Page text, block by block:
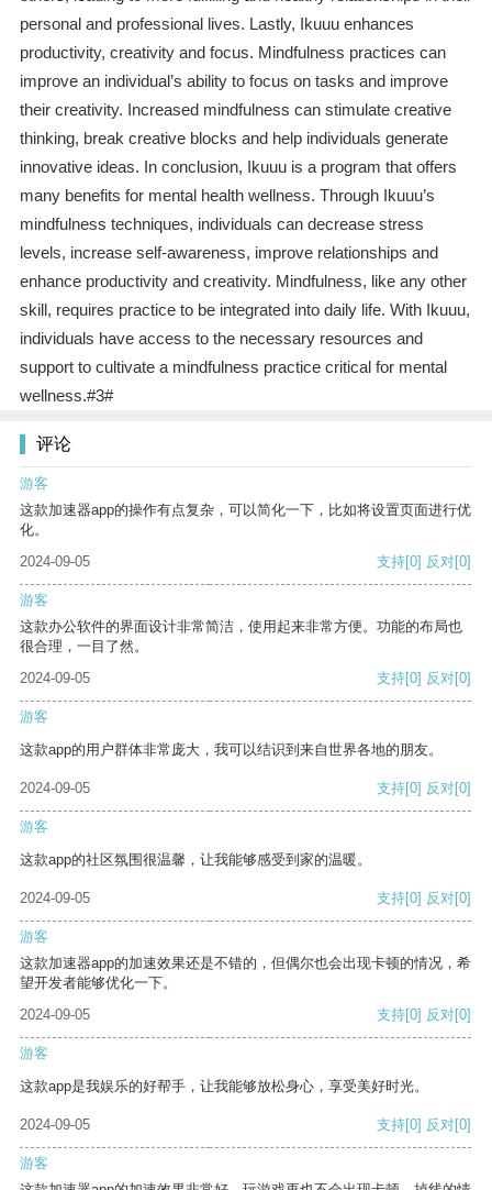
personal and professional lives. Lastly, Ikuuu enhances
productivity, creativity and focus. Mindfulness practices can
improve an individual’s ability to focus on tasks and improve
their creativity. Increased mindfulness can stimulate creative
thinking, break creative blocks and help individuals generate
innovative ideas. In conclusion, Ikuuu is a program that offers
many benefits for mental health wellness. Through Ikuuu’s
mindfulness techniques, individuals can decrease stress
levels, increase self-awareness, improve relationships and
enhance productivity and creativity. Mindfulness, like any other
skill, requires practice to be integrated into daily life. With Ikuuu,
individuals have access to the necessary resources and
support to cultivate a mindfulness practice critical for mental
wellness.#3#
评论
游客
这款加速器app的操作有点复杂，可以简化一下，比如将设置页面进行优
化。
2024-09-05
支持[0] 反对[0]
游客
这款办公软件的界面设计非常简洁，使用起来非常方便。功能的布局也
很合理，一目了然。
2024-09-05
支持[0] 反对[0]
游客
这款app的用户群体非常庞大，我可以结识到来自世界各地的朋友。
2024-09-05 支持[0] 反对[0]
游客
这款app的社区氛围很温馨，让我能够感受到家的温暖。
2024-09-05 支持[0] 反对[0]
游客
这款加速器app的加速效果还是不错的，但偶尔也会出现卡顿的情况，希
望开发者能够优化一下。
2024-09-05
支持[0] 反对[0]
游客
这款app是我娱乐的好帮手，让我能够放松身心，享受美好时光。
2024-09-05 支持[0] 反对[0]
游客